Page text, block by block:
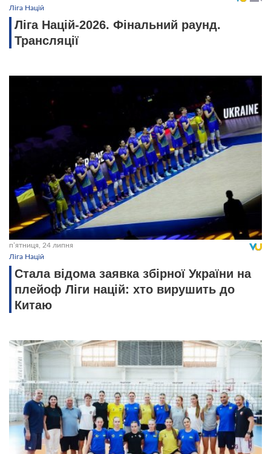
Ліга Націй
Ліга Націй-2026. Фінальний раунд.
Трансляції
пʼятниця, 24 липня
Ліга Націй
Стала відома заявка збірної України на
плейоф Ліги націй: хто вирушить до
Китаю